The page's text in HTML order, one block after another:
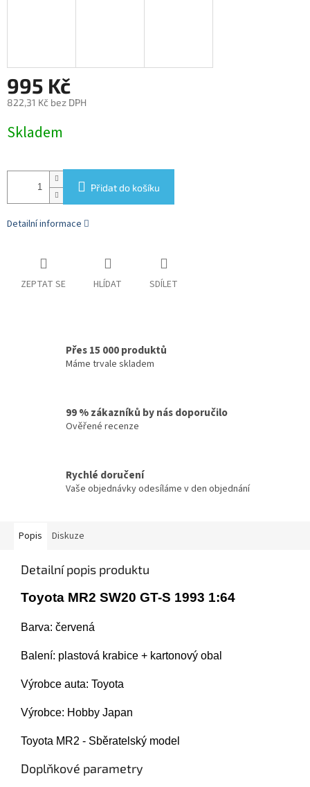
995 Kč
822,31 Kč bez DPH
cena:
Skladem
Přidat do košíku
Detailní informace
ZEPTAT SE HLÍDAT SDÍLET
Přes 15 000 produktů
Máme trvale skladem
99 % zákazníků by nás doporučilo
Ověřené recenze
Rychlé doručení
Vaše objednávky odesíláme v den objednání
Popis Diskuze
Detailní popis produktu
Toyota MR2 SW20 GT-S 1993 1:64
Barva: červená
Balení: plastová krabice + kartonový obal
Výrobce auta: Toyota
Výrobce: Hobby Japan
Toyota MR2 - Sběratelský model
Doplňkové parametry